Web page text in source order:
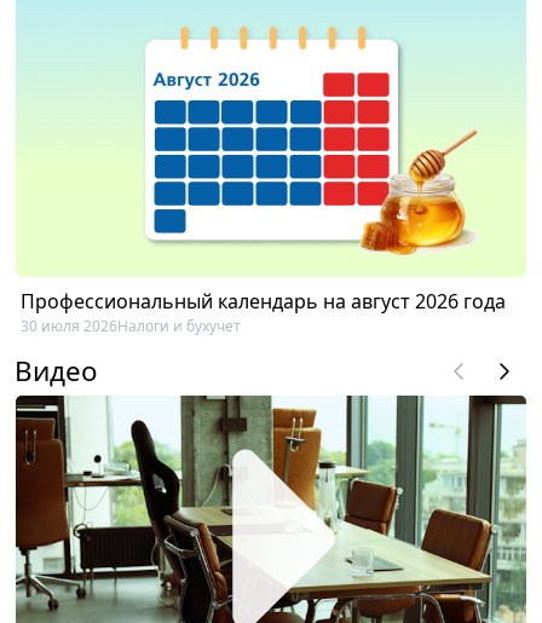
Профессиональный календарь на август 2026 года
30 июля 2026Налоги и бухучет
Видео